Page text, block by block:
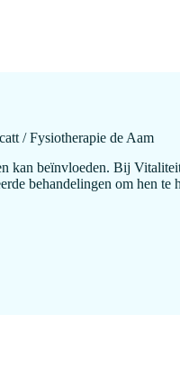
/ Fysiotherapie de Aam
kan beïnvloeden. Bij
behandelingen om hen